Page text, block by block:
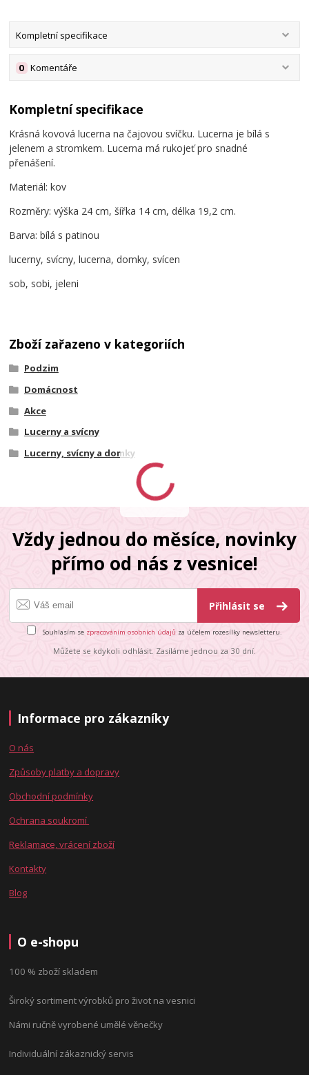
Kompletní specifikace
Komentáře
0
Kompletní specifikace
Krásná kovová lucerna na čajovou svíčku. Lucerna je bílá s
jelenem a stromkem. Lucerna má rukojeť pro snadné
přenášení.
Materiál: kov
Rozměry: výška 24 cm, šířka 14 cm, délka 19,2 cm.
Barva: bílá s patinou
lucerny, svícny, lucerna, domky, svícen
sob, sobi, jeleni
Zboží zařazeno v kategoriích
Podzim
Domácnost
Akce
Lucerny a svícny
Lucerny, svícny a domky
Vždy jednou do měsíce, novinky
přímo od nás z vesnice!
Přihlásit se
Souhlasím se zpracováním osobních údajů za účelem rozesílky newsletteru.
Můžete se kdykoli odhlásit. Zasíláme jednou za 30 dní.
Informace pro zákazníky
O nás
Způsoby platby a dopravy
Obchodní podmínky
Ochrana soukromí
Reklamace, vrácení zboží
Kontakty
Blog
O e-shopu
100 % zboží skladem
Široký sortiment výrobků pro život na vesnici
Námi ručně vyrobené umělé věnečky
Individuální zákaznický servis